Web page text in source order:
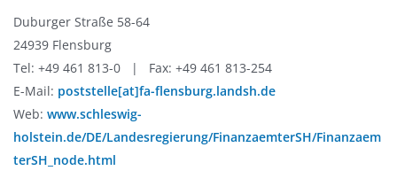
Duburger Straße 58-64
24939 Flensburg
Tel: +49 461 813-0 | Fax: +49 461 813-254
E-Mail: poststelle[at]fa-flensburg.landsh.de
Web: www.schleswig-
holstein.de/DE/Landesregierung/FinanzaemterSH/Finanzaem
terSH_node.html